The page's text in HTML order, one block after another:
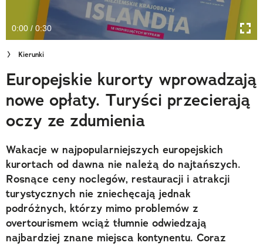
Newsletter
Cuda Polski
Wielki Konkurs Fotograficzny
Trendbook Podróżniczy
Polecane
0:00 / 0:30
Kierunki
Europejskie kurorty wprowadzają
nowe opłaty. Turyści przecierają
oczy ze zdumienia
Wakacje w najpopularniejszych europejskich
kurortach od dawna nie należą do najtańszych.
Rosnące ceny noclegów, restauracji i atrakcji
turystycznych nie zniechęcają jednak
podróżnych, którzy mimo problemów z
overtourismem wciąż tłumnie odwiedzają
najbardziej znane miejsca kontynentu. Coraz